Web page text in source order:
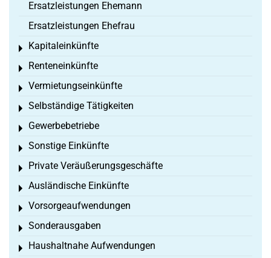
Ersatzleistungen Ehemann
Ersatzleistungen Ehefrau
Kapitaleinkünfte
Toggle menu
Renteneinkünfte
Toggle menu
Vermietungseinkünfte
Toggle menu
Selbständige Tätigkeiten
Toggle menu
Gewerbebetriebe
Toggle menu
Sonstige Einkünfte
Toggle menu
Private Veräußerungsgeschäfte
Toggle menu
Ausländische Einkünfte
Toggle menu
Vorsorgeaufwendungen
Toggle menu
Sonderausgaben
Toggle menu
Haushaltnahe Aufwendungen
Toggle menu